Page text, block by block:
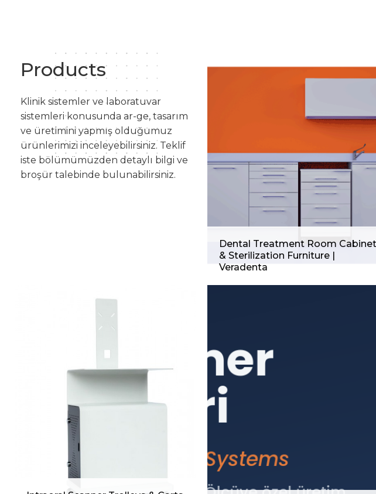
Products
Klinik sistemler ve laboratuvar
sistemleri konusunda ar-ge, tasarım
ve üretimini yapmış olduğumuz
ürünlerimizi inceleyebilirsiniz. Teklif
iste bölümümüzden detaylı bilgi ve
broşür talebinde bulunabilirsiniz.
Dental Treatment Room
& Sterilization Furniture |
Veradenta